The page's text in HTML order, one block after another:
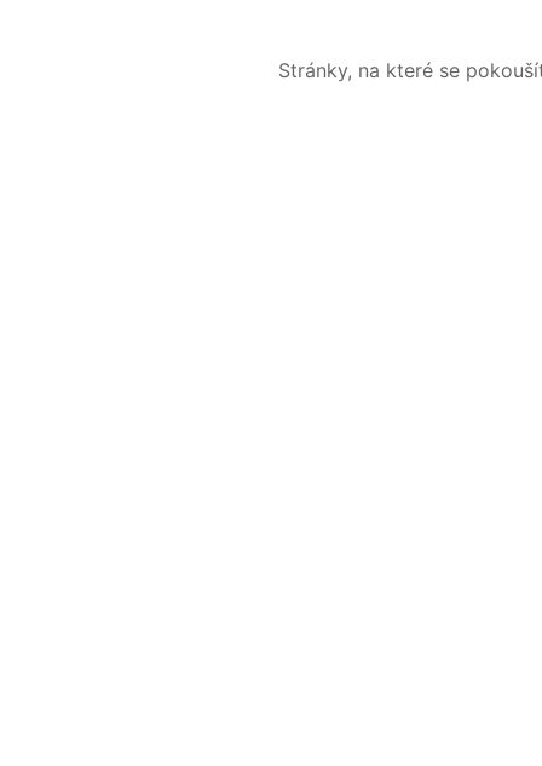
Stránky, na které se